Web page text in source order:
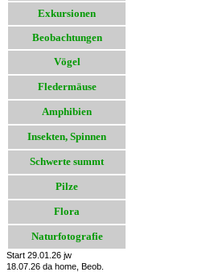
Exkursionen
Beobachtungen
Vögel
Fledermäuse
Amphibien
Insekten, Spinnen
Schwerte summt
Pilze
Flora
Naturfotografie
Start 29.01.26 jw
18.07.26 da home, Beob.